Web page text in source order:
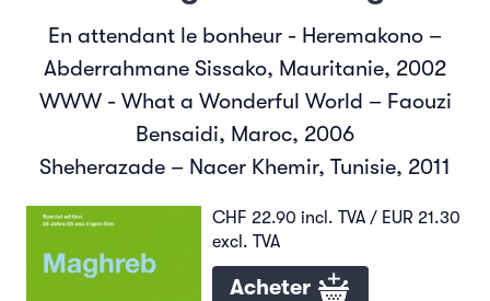
En attendant le bonheur - Heremakono –
Abderrahmane Sissako, Mauritanie, 2002
WWW - What a Wonderful World – Faouzi
Bensaidi, Maroc, 2006
Sheherazade – Nacer Khemir, Tunisie, 2011
CHF 22.90 incl. TVA / EUR 21.30
excl. TVA
Acheter